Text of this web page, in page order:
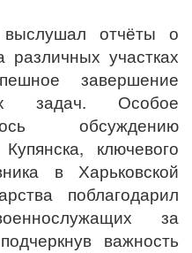
отчёты о
различных участках
завершение
задач. Особое
обсуждению
ключевого
в Харьковской
поблагодарил
за
важность